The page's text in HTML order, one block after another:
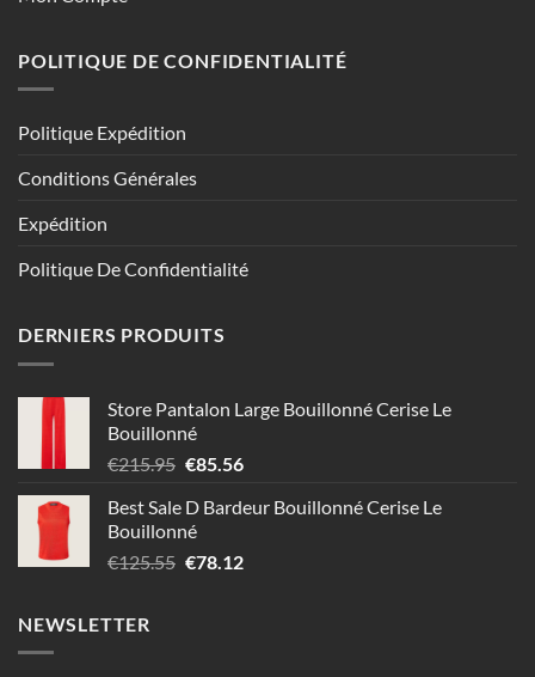
POLITIQUE DE CONFIDENTIALITÉ
Politique Expédition
Conditions Générales
Expédition
Politique De Confidentialité
DERNIERS PRODUITS
Store Pantalon Large Bouillonné Cerise Le
Bouillonné
€215.95 Le
initial
était :
€215.95.
€85.56Le
actuel
€85.56.
Best Sale D Bardeur Bouillonné Cerise Le
Bouillonné
€125.55 Le
€78.12Le
NEWSLETTER